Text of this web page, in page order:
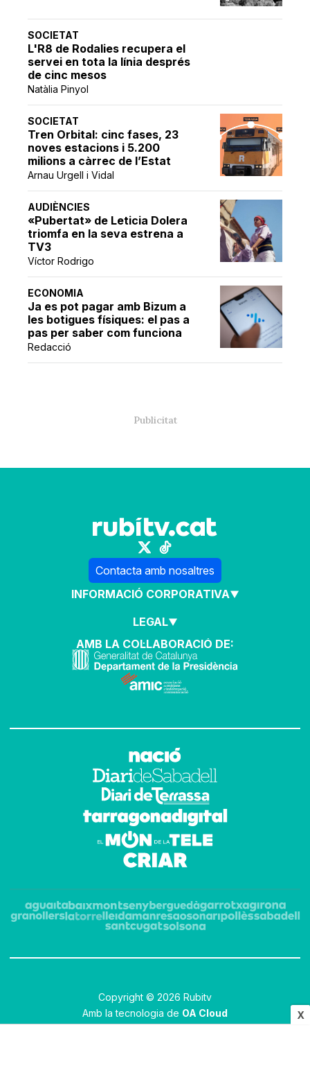
X
SOCIETAT
L'R8 de Rodalies recupera el
servei en tota la línia després
de cinc mesos
Natàlia Pinyol
SOCIETAT
Tren Orbital: cinc fases, 23
noves estacions i 5.200
milions a càrrec de l’Estat
Arnau Urgell i Vidal
AUDIÈNCIES
«Pubertat» de Leticia Dolera
triomfa en la seva estrena a
TV3
Víctor Rodrigo
ECONOMIA
Ja es pot pagar amb Bizum a
les botigues físiques: el pas a
pas per saber com funciona
Redacció
Contacta amb nosaltres
INFORMACIÓ CORPORATIVA
LEGAL
AMB LA COL·LABORACIÓ DE:
Copyright © 2026 Rubitv
Amb la tecnologia de OA Cloud